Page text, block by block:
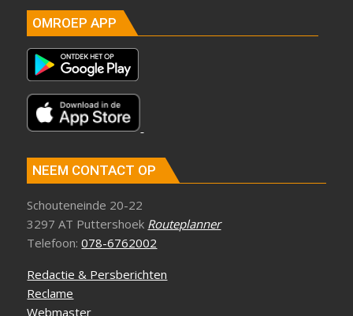
OMROEP APP
NEEM CONTACT OP
Schouteneinde 20-22
3297 AT Puttershoek Routeplanner
Telefoon:078-6762002
Redactie & Persberichten
Reclame
Webmaster